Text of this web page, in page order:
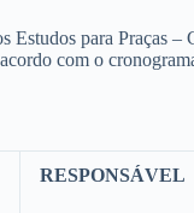
Estudos para Praças –
com o
RESPONSÁVEL